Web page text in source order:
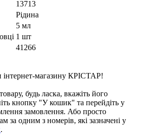
13713
Рідина
5 мл
1 шт
41266
інтернет-магазину КРІСТАР!
будь ласка, вкажіть його
кнопку "У кошик" та перейдіть у
замовлення. Або просто
за одним з номерів, які зазначені у
.